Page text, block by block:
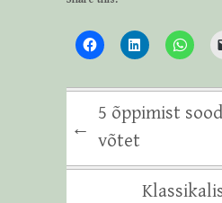
←
5 õppimist
võtet